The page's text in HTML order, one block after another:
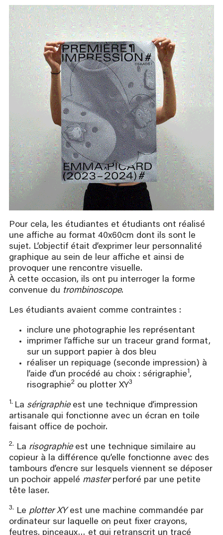
Pour cela, les étudiantes et étudiants ont réalisé
une affiche au format 40x60cm dont ils sont le
sujet. L’objectif était d’exprimer leur personnalité
graphique au sein de leur affiche et ainsi de
provoquer une rencontre visuelle.
À cette occasion, ils ont pu interroger la forme
convenue du trombinoscope.
Les étudiants avaient comme contraintes :
inclure une photographie les représentant
imprimer l’affiche sur un traceur grand format,
sur un support papier à dos bleu
réaliser un repiquage (seconde impression) à
l’aide d’un procédé au choix : sérigraphie1 ,
risographie2 ou plotter XY3
1. La sérigraphieest une technique d’impression
artisanale qui fonctionne avec un écran en toile
faisant office de pochoir.
2. La risographieest une technique similaire au
copieur à la différence qu’elle fonctionne avec des
tambours d’encre sur lesquels viennent se déposer
un pochoir appelé masterperforé par une petite
tête laser.
3. Le plotter XYest une machine commandée par
ordinateur sur laquelle on peut fixer crayons,
feutres, pinceaux… et qui retranscrit un tracé